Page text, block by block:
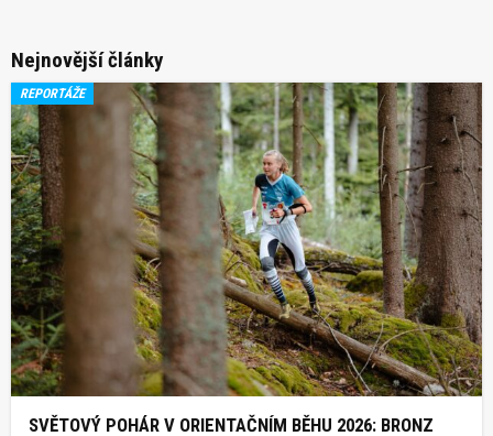
Nejnovější články
REPORTÁŽE
SVĚTOVÝ POHÁR V ORIENTAČNÍM BĚHU 2026: BRONZ